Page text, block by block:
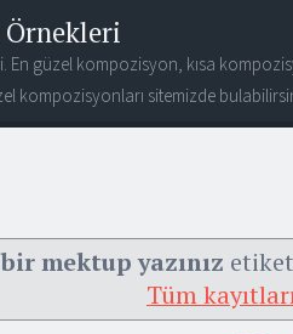
En güzel kompozisyon, kısa
kompozisyonları sitemizde
mektup yazınız
Tüm